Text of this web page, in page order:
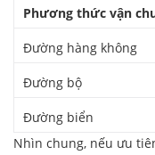
Phương thức vận
Đường hàng không
Đường bộ
Đường biển
Nhìn chung, nếu ưu